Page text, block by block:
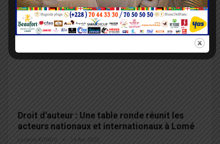
(BUTODRA) informe les Responsables d’Hôtels, Restaurants,
Bars,…
Droit d'auteur : Une table ronde réunit les
acteurs nationaux et internationaux à Lomé
Lazarre KONDO 14 Avr 2022